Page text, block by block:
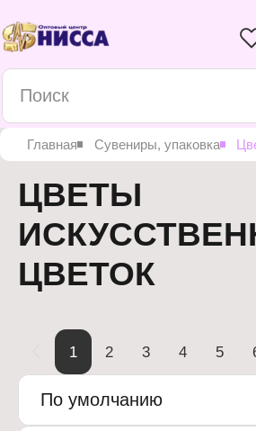
Главная Сувениры, упаковка
ЦВЕТЫ
ЦВЕТОК
1 2 3 4 5
По умолчанию